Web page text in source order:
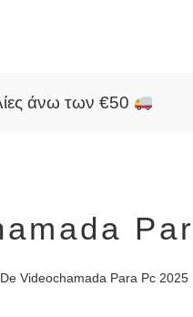
άνω των €50
Videochamada Para Pc 2025